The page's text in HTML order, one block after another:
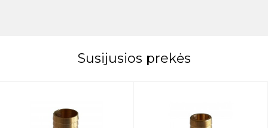
Susijusios prekės